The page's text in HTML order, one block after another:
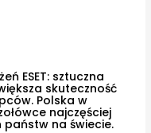
ESET: sztuczna
skuteczność
Polska w
najczęściej
na świecie.